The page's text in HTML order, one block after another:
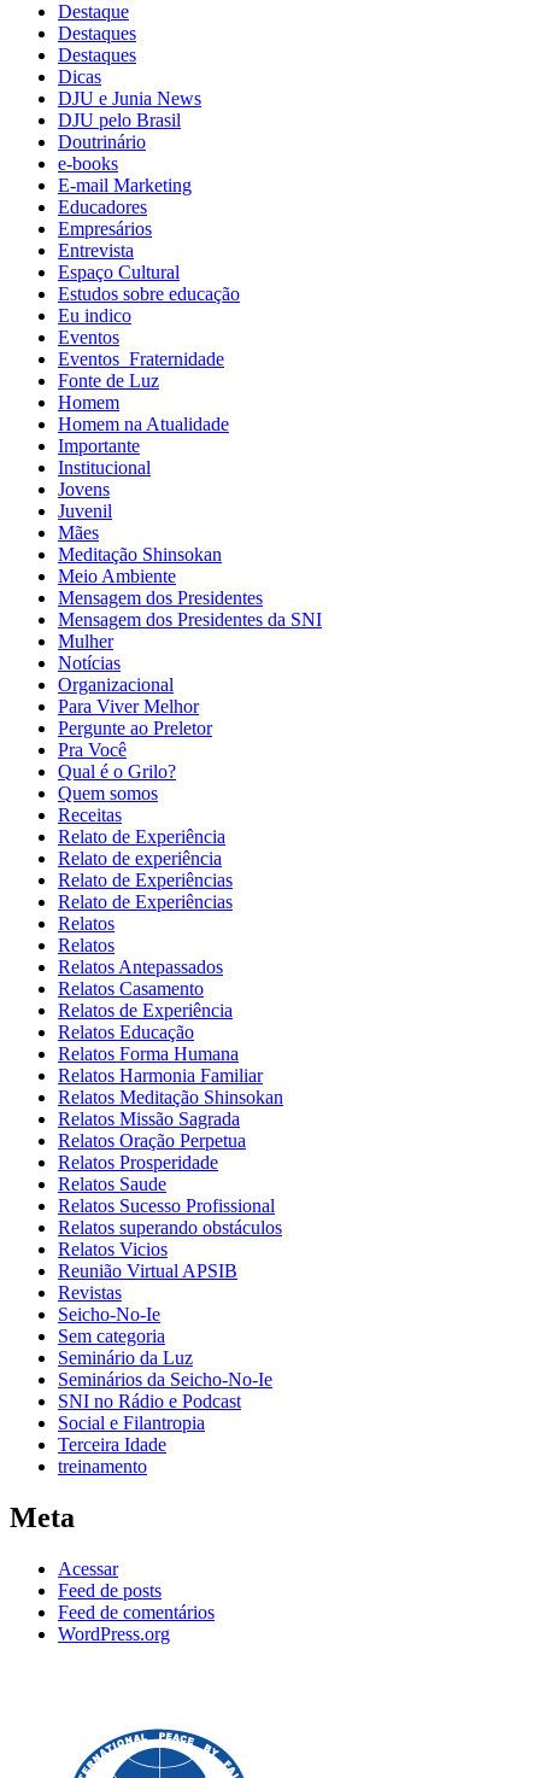
Destaque
Destaques
Destaques
Dicas
DJU e Junia News
DJU pelo Brasil
Doutrinário
e-books
E-mail Marketing
Educadores
Empresários
Entrevista
Espaço Cultural
Estudos sobre educação
Eu indico
Eventos
Eventos_Fraternidade
Fonte de Luz
Homem
Homem na Atualidade
Importante
Institucional
Jovens
Juvenil
Mães
Meditação Shinsokan
Meio Ambiente
Mensagem dos Presidentes
Mensagem dos Presidentes da SNI
Mulher
Notícias
Organizacional
Para Viver Melhor
Pergunte ao Preletor
Pra Você
Qual é o Grilo?
Quem somos
Receitas
Relato de Experiência
Relato de experiência
Relato de Experiências
Relato de Experiências
Relatos
Relatos
Relatos Antepassados
Relatos Casamento
Relatos de Experiência
Relatos Educação
Relatos Forma Humana
Relatos Harmonia Familiar
Relatos Meditação Shinsokan
Relatos Missão Sagrada
Relatos Oração Perpetua
Relatos Prosperidade
Relatos Saude
Relatos Sucesso Profissional
Relatos superando obstáculos
Relatos Vicios
Reunião Virtual APSIB
Revistas
Seicho-No-Ie
Sem categoria
Seminário da Luz
Seminários da Seicho-No-Ie
SNI no Rádio e Podcast
Social e Filantropia
Terceira Idade
treinamento
Meta
Acessar
Feed de posts
Feed de comentários
WordPress.org